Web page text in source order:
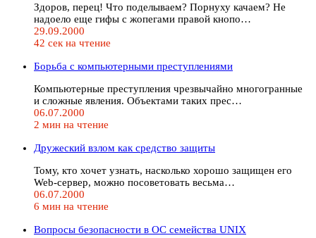
Здоров, перец! Что поделываем? Порнуху качаем? Не
надоело еще гифы с жопегами правой кнопо…
29.09.2000
42 сек на чтение
Борьба с компьютерными преступлениями
Компьютерные преступления чрезвычайно многогранные
и сложные явления. Объектами таких прес…
06.07.2000
2 мин на чтение
Дружеский взлом как средство защиты
Тому, кто хочет узнать, насколько хорошо защищен его
Web-сервер, можно посоветовать весьма…
06.07.2000
6 мин на чтение
Вопросы безопасности в ОС семейства UNIX